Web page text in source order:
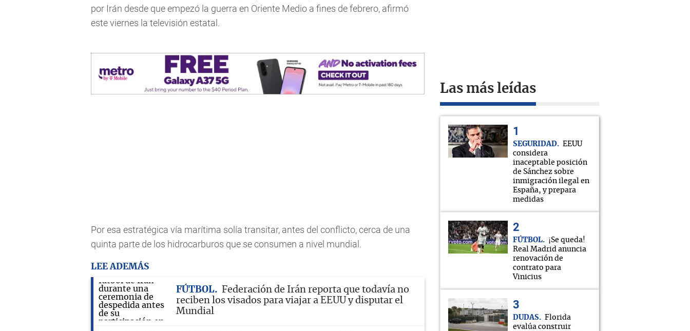
por Irán desde que empezó la guerra en Oriente Medio a fines de febrero, afirmó
este viernes la televisión estatal.
Por esa estratégica vía marítima solía transitar, antes del conflicto, cerca de una
quinta parte de los hidrocarburos que se consumen a nivel mundial.
LEE ADEMÁS
FÚTBOL
Federación de Irán reporta que todavía no
reciben los visados para viajar a EEUU y disputar el
Mundial
Las más leídas
SEGURIDAD
EEUU
considera
inaceptable posición
de Sánchez sobre
inmigración ilegal en
España, y prepara
medidas
FÚTBOL
¡Se queda!
Real Madrid anuncia
renovación de
contrato para
Vinicius
DUDAS
Florida
evalúa construir